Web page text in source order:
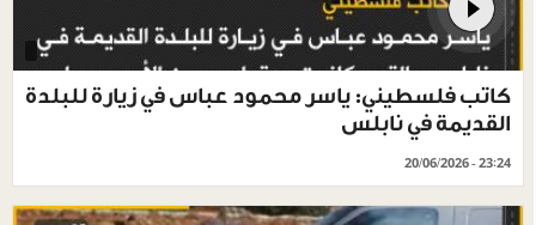
كاتب فلسطيني: ياسر محمود عباس في زيارة للبلدة
القديمة في نابلس
20/06/2026 - 23:24